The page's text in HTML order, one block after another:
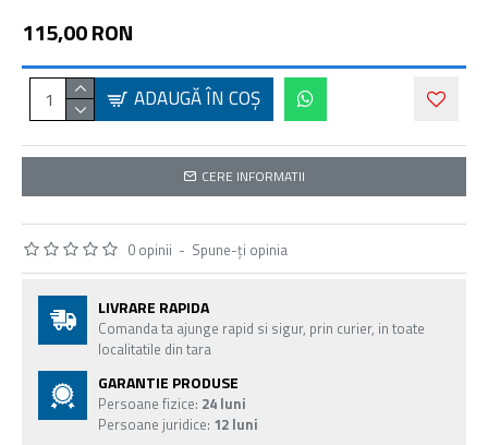
0 opinii - Spune-ţi opinia
115,00 RON
ADAUGĂ ÎN COŞ
CERE INFORMATII
LIVRARE RAPIDA
Comanda ta ajunge rapid si sigur, prin curier, in toate
localitatile din tara
GARANTIE PRODUSE
Persoane fizice: 24 luni
Persoane juridice: 12 luni